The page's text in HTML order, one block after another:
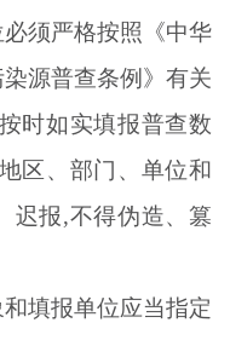
须严格按照《中华
源普查条例》有关
时如实填报普查数
区、部门、单位和
迟报,不得伪造、篡
填报单位应当指定